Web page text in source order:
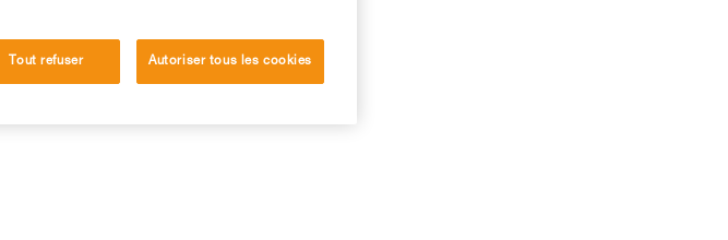
Tout refuser Autoriser tous les cookies